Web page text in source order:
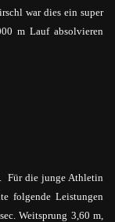
war dies ein super
m Lauf absolvieren
. Für die junge Athletin
folgende Leistungen
Weitsprung 3,60 m,